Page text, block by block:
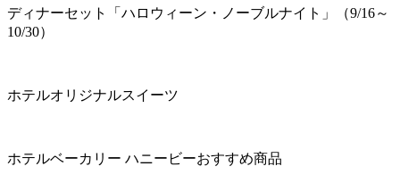
ディナーセット「ハロウィーン・ノーブルナイト」（9/16～
10/30）
ホテルオリジナルスイーツ
ホテルベーカリー ハニービーおすすめ商品